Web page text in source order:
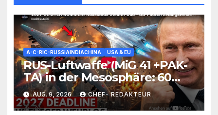
A-C-RIC-RUSSIAINDIACHINA USA & EU
RUS-Luftwaffe (MiG 41 +PAK-
TA) in der Mesosphäre: 60
Jahre altes Konzept ist noch-
immer= gefährlicher wieder
AUG. 9, 2026 CHEF- REDAKTEUR